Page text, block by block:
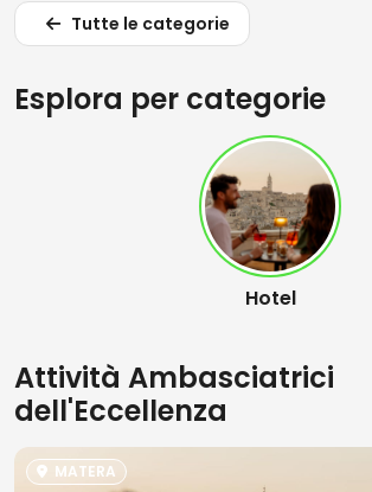
Tutte le categorie
Esplora per categorie
Hotel
Attività Ambasciatrici
dell'Eccellenza
MATERA